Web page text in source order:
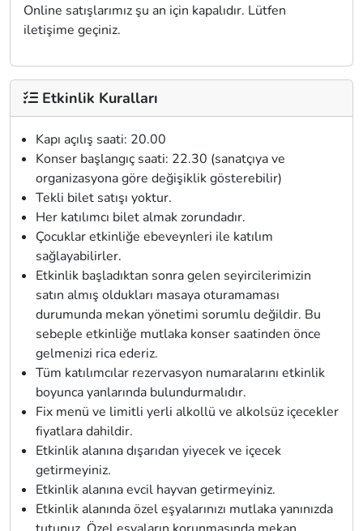
Online satışlarımız şu an için kapalıdır. Lütfen
iletişime geçiniz.
Etkinlik Kuralları
Kapı açılış saati: 20.00
Konser başlangıç saati: 22.30 (sanatçıya ve
organizasyona göre değişiklik gösterebilir)
Tekli bilet satışı yoktur.
Her katılımcı bilet almak zorundadır.
Çocuklar etkinliğe ebeveynleri ile katılım
sağlayabilirler.
Etkinlik başladıktan sonra gelen seyircilerimizin
satın almış oldukları masaya oturamaması
durumunda mekan yönetimi sorumlu değildir. Bu
sebeple etkinliğe mutlaka konser saatinden önce
gelmenizi rica ederiz.
Tüm katılımcılar rezervasyon numaralarını etkinlik
boyunca yanlarında bulundurmalıdır.
Fix menü ve limitli yerli alkollü ve alkolsüz içecekler
fiyatlara dahildir.
Etkinlik alanına dışarıdan yiyecek ve içecek
getirmeyiniz.
Etkinlik alanına evcil hayvan getirmeyiniz.
Etkinlik alanında özel eşyalarınızı mutlaka yanınızda